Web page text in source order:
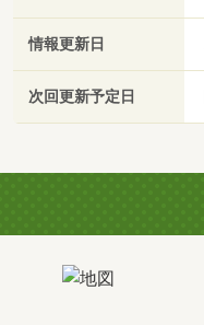
情報更新日
次回更新予定日